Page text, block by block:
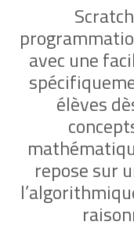
avec une
élèves
repose sur